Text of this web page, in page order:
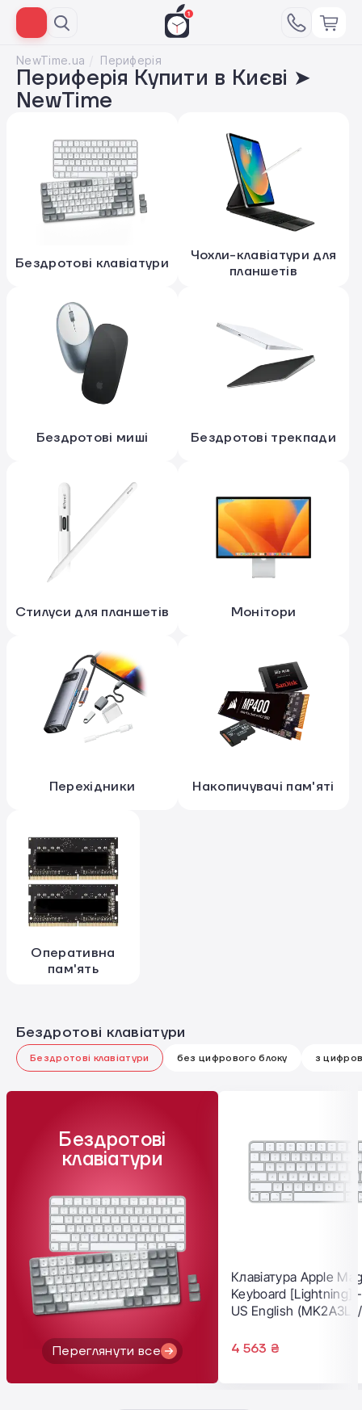
NewTime.ua Периферія
Периферія Купити в Києві ➤
NewTime
Бездротові клавіатури
Чохли-клавіатури для
планшетів
Бездротові миші Бездротові трекпади
Стилуси для планшетів Монітори
Перехідники Накопичувачі пам'яті
Оперативна
пам'ять
Бездротові клавіатури
Бездротові клавіатури без цифрового блоку з
Бездротові
клавіатури
Переглянути все
Клавіатура Apple
Keyboard [Lightning] -
US English
4 563 ₴